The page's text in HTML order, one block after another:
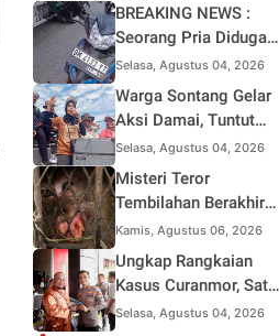
Fungsi Pengawasan Berjalan
Maksimal
BREAKING NEWS :
Seorang Pria Diduga
Terjun dari Jembatan
Rantau Berangin Kuok,
Sepeda Motor
Ditinggal di Lokasi
Selasa, Agustus 04, 2026
Warga Sontang Gelar
Aksi Damai, Tuntut
Pemprov Riau Segera
Benahi Jalan Sontang-
Duri
Selasa, Agustus 04, 2026
Misteri Teror
Tembilahan Berakhir
di Perangkap Besi,
Tapi Mungkinkah Ada
Pemangsa Lain yang
Masih Mengintai ?
Kamis, Agustus 06, 2026
Ungkap Rangkaian
Kasus Curanmor, Satu
Unit Mobil L300 dan 5
Selasa, Agustus 04, 2026